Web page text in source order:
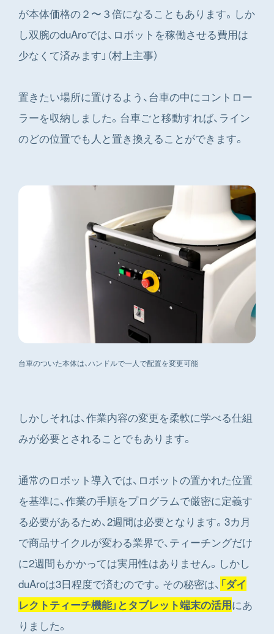
が本体価格の２〜３倍になることもあります。しか
し双腕のduAroでは、ロボットを稼働させる費用は
少なくて済みます」（村上主事）
置きたい場所に置けるよう、台車の中にコントロー
ラーを収納しました。台車ごと移動すれば、ライン
のどの位置でも人と置き換えることができます。
台車のついた本体は、ハンドルで一人で配置を変更可能
しかしそれは、作業内容の変更を柔軟に学べる仕組
みが必要とされることでもあります。
通常のロボット導入では、ロボットの置かれた位置
を基準に、作業の手順をプログラムで厳密に定義す
る必要があるため、2週間は必要となります。3カ月
で商品サイクルが変わる業界で、ティーチングだけ
に2週間もかかっては実用性はありません。しかし
duAroは3日程度で済むのです。その秘密は、 「ダイ
レクトティーチ機能」とタブレット端末の活用にあ
りました。